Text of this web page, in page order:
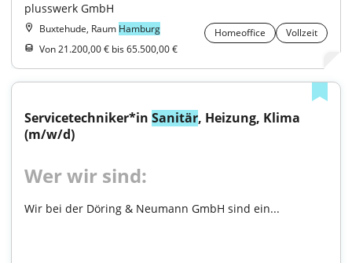
plusswerk GmbH
Buxtehude, Raum Hamburg Homeoffice
Vollzeit
Von 21.200,00 € bis 65.500,00 €
Servicetechniker*in Sanitär, Heizung, Klima
(m/w/d)
Wer wir sind:
Wir bei der Döring & Neumann GmbH sind ein...